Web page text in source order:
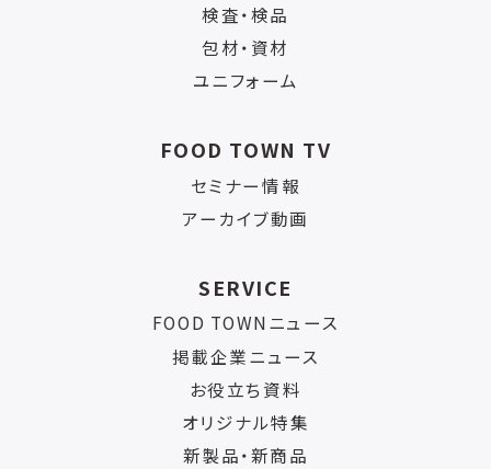
検査・検品
包材・資材
ユニフォーム
FOOD TOWN TV
セミナー情報
アーカイブ動画
SERVICE
FOOD TOWNニュース
掲載企業ニュース
お役立ち資料
オリジナル特集
新製品・新商品